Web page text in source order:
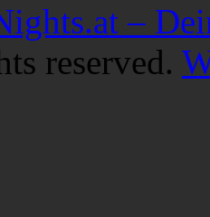
–
reserved.